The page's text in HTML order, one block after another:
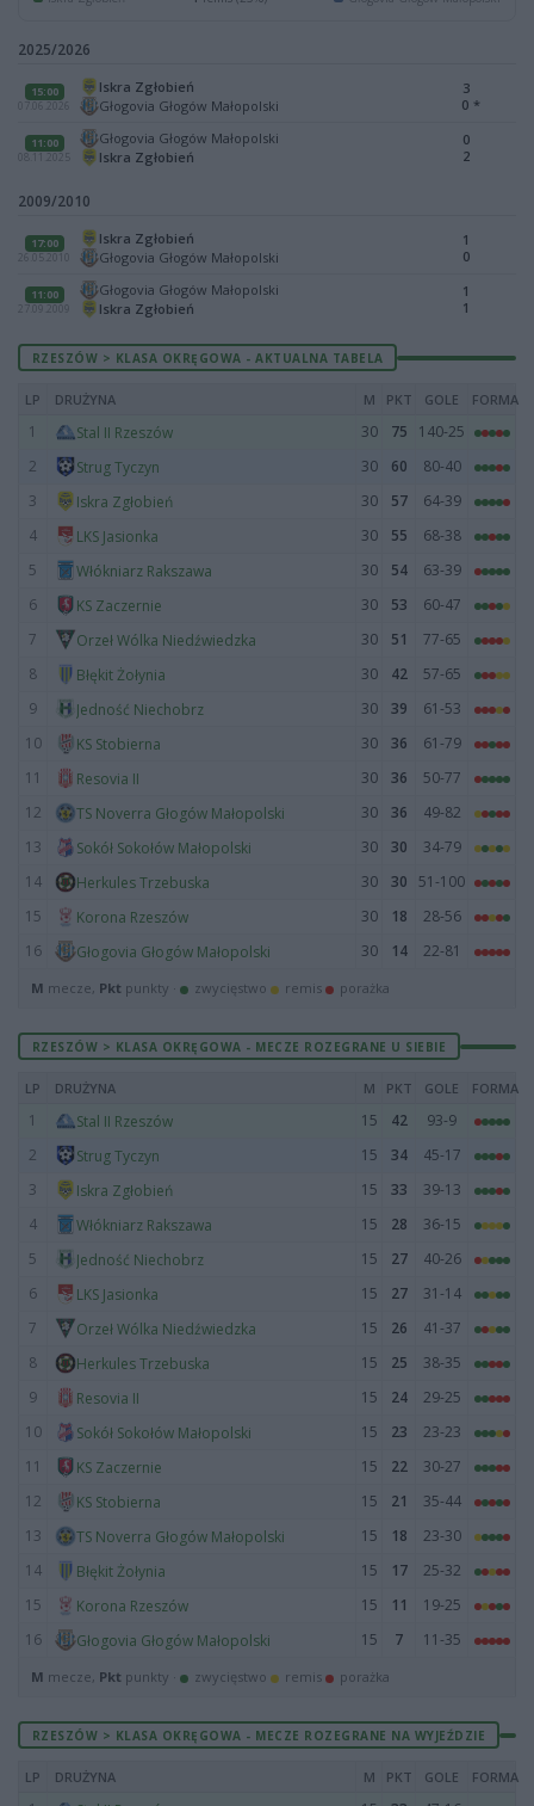
2025/2026
15:00
07.06.2026
Iskra Zgłobień
Głogovia Głogów Małopolski
3
0 *
11:00
08.11.2025
Głogovia Głogów Małopolski
Iskra Zgłobień
0
2
2009/2010
17:00
26.05.2010
Iskra Zgłobień
Głogovia Głogów Małopolski
1
0
11:00
27.09.2009
Głogovia Głogów Małopolski
Iskra Zgłobień
1
1
RZESZÓW > KLASA OKRĘGOWA - AKTUALNA TABELA
LP DRUŻYNA M PKT GOLE FORMA
1 Stal II Rzeszów 30 75
140-25
2
Strug Tyczyn 30 60
80-40
3
Iskra Zgłobień 30 57
64-39
4
LKS Jasionka 30 55
68-38
5
Włókniarz Rakszawa 30 54
63-39
6
KS Zaczernie 30 53
60-47
7
Orzeł Wólka Niedźwiedzka 30 51
77-65
8
Błękit Żołynia 30 42
57-65
9
Jedność Niechobrz 30 39
61-53
10
KS Stobierna 30 36
61-79
11
Resovia II 30 36
50-77
12
TS Noverra Głogów Małopolski 30 36
49-82
13
Sokół Sokołów Małopolski 30 30
34-79
14
Herkules Trzebuska 30 30
51-100
15
Korona Rzeszów 30 18
28-56
16
Głogovia Głogów Małopolski 30 14 22-81
M mecze, Pkt punkty · zwycięstwo remis porażka
RZESZÓW > KLASA OKRĘGOWA - MECZE ROZEGRANE U SIEBIE
LP DRUŻYNA M PKT GOLE FORMA
1 Stal II Rzeszów 15 42
93-9
2
Strug Tyczyn 15 34
45-17
3
Iskra Zgłobień 15 33
39-13
4
Włókniarz Rakszawa 15 28
36-15
5
Jedność Niechobrz 15 27
40-26
6
LKS Jasionka 15 27
31-14
7
Orzeł Wólka Niedźwiedzka 15 26
41-37
8
Herkules Trzebuska 15 25
38-35
9
Resovia II 15 24
29-25
10
Sokół Sokołów Małopolski 15 23
23-23
11
KS Zaczernie 15 22
30-27
12
KS Stobierna 15 21
35-44
13
TS Noverra Głogów Małopolski 15 18
23-30
14
Błękit Żołynia 15 17
25-32
15
Korona Rzeszów 15 11
19-25
16
Głogovia Głogów Małopolski 15 7 11-35
M mecze, Pkt punkty · zwycięstwo remis porażka
RZESZÓW > KLASA OKRĘGOWA - MECZE ROZEGRANE NA WYJEŹDZIE
LP DRUŻYNA M PKT GOLE FORMA